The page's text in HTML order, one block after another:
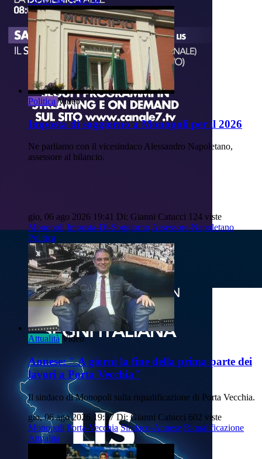
Politica Video
Imposta di soggiorno a Monopoli per il 2026
Ne parliamo con il vicesindaco Alessandro Napoletano,
assessore al bilancio.
gio, 06 ago 2026 19:41 Di: Gianni Catucci 124 viste
Monopoli Imposta-Di-SoggiornoAssessore-Napoletano
Politica
Attualità Video
Annese: " A giorni la fine della prima parte dei
lavori a Porta Vecchia"
Il sindaco di Monopoli sulla riqualificazione di Porta Vecchia.
gio, 06 ago 2026 19:37 Di: Gianni Catucci 602 viste
Monopoli Porta-Vecchia Sindaco-Annese Riqualificazione
Attualità